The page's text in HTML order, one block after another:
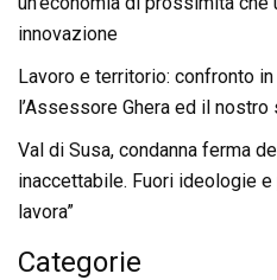
innovazione
Lavoro e territorio: confronto
l’Assessore Ghera ed il nostro
Val di Susa, condanna ferma
inaccettabile. Fuori ideologie
lavora”
Categorie